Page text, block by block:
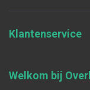
Klantenservice
Welkom bij